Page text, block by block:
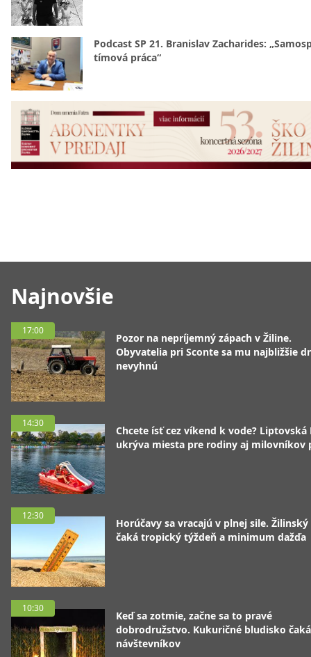
Najnovšie
17:00
Pozor na nepríjemný zápach v Žiline.
Obyvatelia pri Sconte sa mu najbližšie
nevyhnú
14:30
Chcete ísť cez víkend k vode? Liptovská
ukrýva miesta pre rodiny aj milovníkov
12:30
Horúčavy sa vracajú v plnej sile.
čaká tropický týždeň a minimum dažďa
10:30
Keď sa zotmie, začne sa to pravé
dobrodružstvo. Kukuričné bludisko
návštevníkov
Podcast SP 21. Branislav Zacharides:
tímová práca“